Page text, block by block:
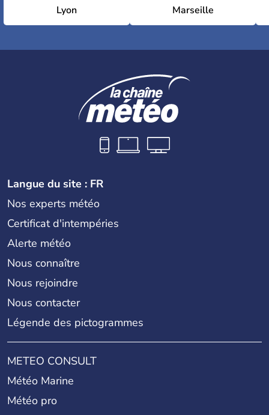
Lyon Marseille
Langue du site : FR
Nos experts météo
Certificat d'intempéries
Alerte météo
Nous connaître
Nous rejoindre
Nous contacter
Légende des pictogrammes
METEO CONSULT
Météo Marine
Météo pro